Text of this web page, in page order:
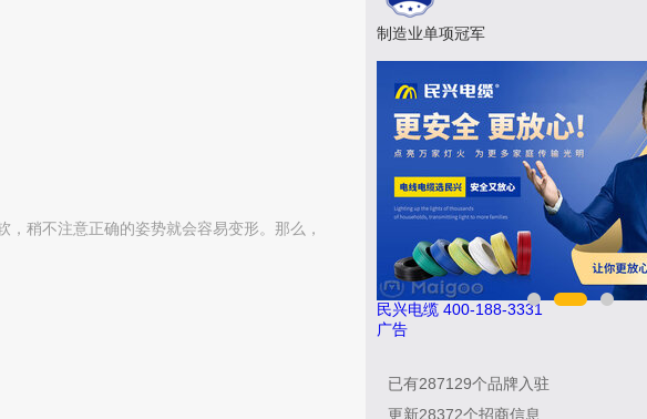
稍不注意正确的姿势就会容易变形。那么，
制造业单项冠军
民兴电缆 400-188-3331
广告
已有287129个品牌入驻
更新28372个招商信息